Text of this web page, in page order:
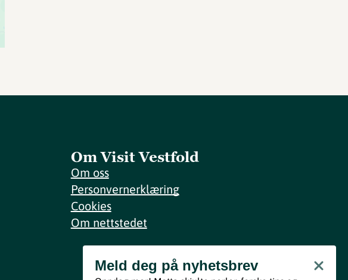
Om Visit Vestfold
Om oss
Personvernerklæring
Cookies
Om nettstedet
Meld deg på nyhetsbrev
Meld deg på nyhetsbrev